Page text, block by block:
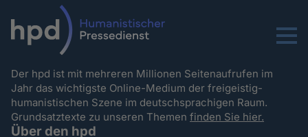
Menu
Der hpd ist mit mehreren Millionen Seitenaufrufen im
Jahr das wichtigste Online-Medium der freigeistig-
humanistischen Szene im deutschsprachigen Raum.
Grundsatztexte zu unseren Themenfinden Sie hier.
Über den hpd